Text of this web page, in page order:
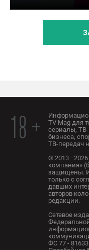
18 +
TV Mag для
сериалы,
бизнеса,
ТВ-передач
©
компания»
защищены.
только с
давших
авторов
редакции.
Сетевое
ФС 77 -